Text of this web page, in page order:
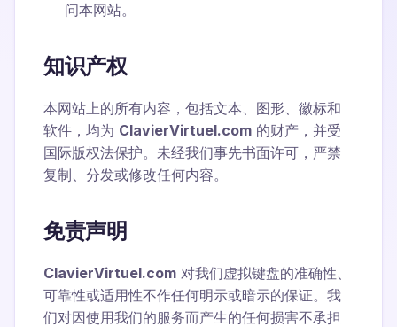
问本网站。
知识产权
本网站上的所有内容，包括文本、图形、徽标和
软件，均为 ClavierVirtuel.com 的财产，并受
国际版权法保护。未经我们事先书面许可，严禁
复制、分发或修改任何内容。
免责声明
ClavierVirtuel.com 对我们虚拟键盘的准确性、
可靠性或适用性不作任何明示或暗示的保证。我
们对因使用我们的服务而产生的任何损害不承担